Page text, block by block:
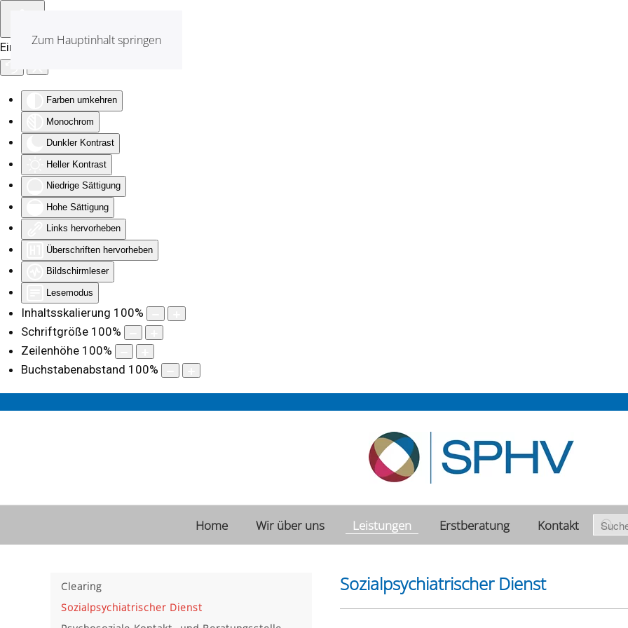
Eingabehilfen öffnen
Farben umkehren
Monochrom
Dunkler Kontrast
Heller Kontrast
Niedrige Sättigung
Hohe Sättigung
Links hervorheben
Überschriften hervorheben
Bildschirmleser
Lesemodus
Inhaltsskalierung 100%
Schriftgröße 100%
Zeilenhöhe 100%
Buchstabenabstand 100%
Zum Hauptinhalt springen
Home Wir über uns Leistungen Erstberatung Kontakt
Sozialpsychiatrischer Dienst
Clearing
Sozialpsychiatrischer Dienst